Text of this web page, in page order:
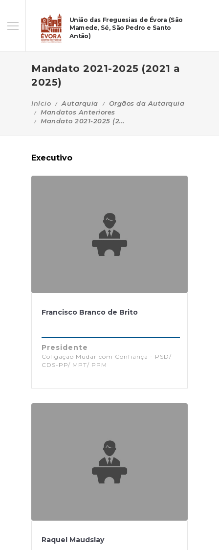
União das Freguesias de Évora (São
Mamede, Sé, São Pedro e Santo
Antão)
Mandato 2021-2025 (2021 a
2025)
Início Autarquia
Orgãos da Autarquia
Mandatos Anteriores
Mandato 2021-2025 (2...
Executivo
Francisco Branco de Brito
Presidente
Coligação Mudar com Confiança - PSD/
CDS-PP/ MPT/ PPM
Raquel Maudslay